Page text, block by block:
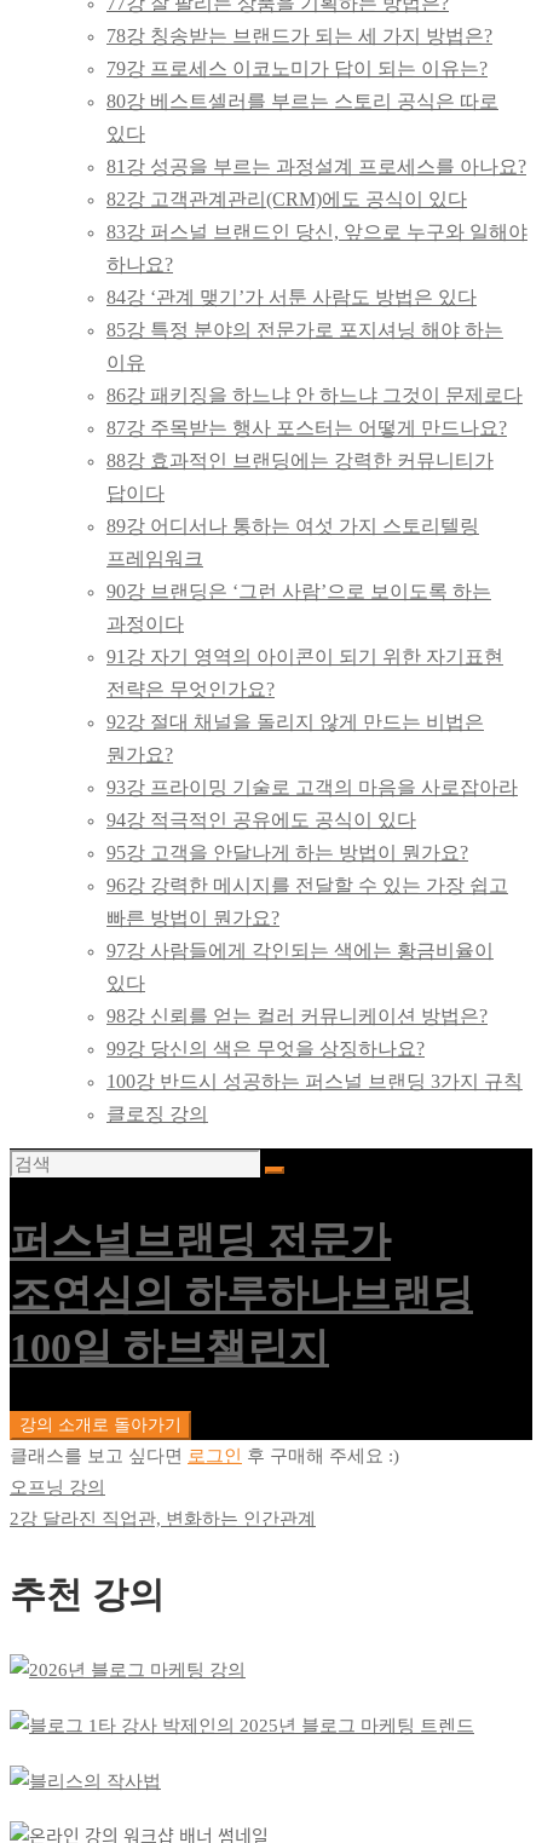
78강 칭송받는 브랜드가 되는 세 가지 방법은?
79강 프로세스 이코노미가 답이 되는 이유는?
80강 베스트셀러를 부르는 스토리 공식은 따로
있다
81강 성공을 부르는 과정설계 프로세스를 아나요?
82강 고객관계관리(CRM)에도 공식이 있다
83강 퍼스널 브랜드인 당신, 앞으로 누구와 일해야
하나요?
84강 ‘관계 맺기’가 서툰 사람도 방법은 있다
85강 특정 분야의 전문가로 포지셔닝 해야 하는
이유
86강 패키징을 하느냐 안 하느냐 그것이 문제로다
87강 주목받는 행사 포스터는 어떻게 만드나요?
88강 효과적인 브랜딩에는 강력한 커뮤니티가
답이다
89강 어디서나 통하는 여섯 가지 스토리텔링
프레임워크
90강 브랜딩은 ‘그런 사람’으로 보이도록 하는
과정이다
91강 자기 영역의 아이콘이 되기 위한 자기표현
전략은 무엇인가요?
92강 절대 채널을 돌리지 않게 만드는 비법은
뭔가요?
93강 프라이밍 기술로 고객의 마음을 사로잡아라
94강 적극적인 공유에도 공식이 있다
95강 고객을 안달나게 하는 방법이 뭔가요?
96강 강력한 메시지를 전달할 수 있는 가장 쉽고
빠른 방법이 뭔가요?
97강 사람들에게 각인되는 색에는 황금비율이
있다
98강 신뢰를 얻는 컬러 커뮤니케이션 방법은?
99강 당신의 색은 무엇을 상징하나요?
100강 반드시 성공하는 퍼스널 브랜딩 3가지 규칙
클로징 강의
퍼스널브랜딩 전문가
조연심의 하루하나브랜딩
100일 하브챌린지
강의 소개로 돌아가기
클래스를 보고 싶다면 로그인
후 구매해 주세요 :)
오프닝 강의
2강 달라진 직업관, 변화하는 인간관계
추천 강의